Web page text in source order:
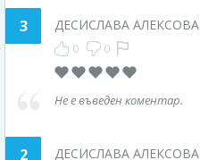
3
ДЕСИСЛАВА АЛЕКСОВА
0 0
Не е въведен коментар.
2 ДЕСИСЛАВА АЛЕКСОВА